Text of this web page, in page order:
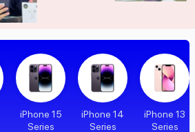
iPhone 15
Series
iPhone 14
Series
iPhone 13
Series